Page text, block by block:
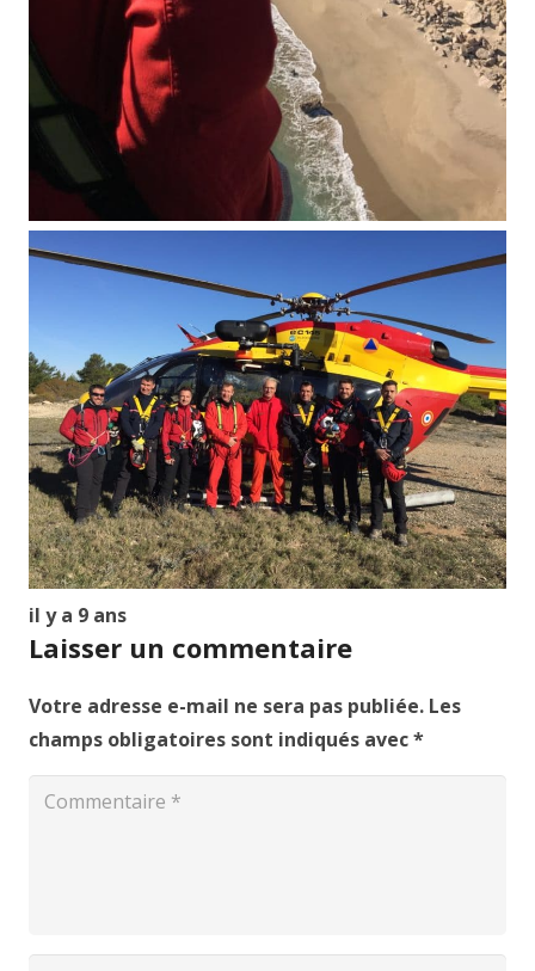
il y a 9 ans
Laisser un commentaire
Votre adresse e-mail ne sera pas publiée. Les
champs obligatoires sont indiqués avec*